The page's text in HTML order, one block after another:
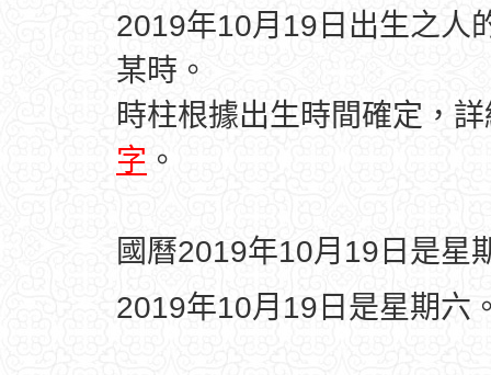
2019年10月19日出生之人
某時。
時柱根據出生時間確定，
字 。
國曆2019年10月19日是星
2019年10月19日是星期六